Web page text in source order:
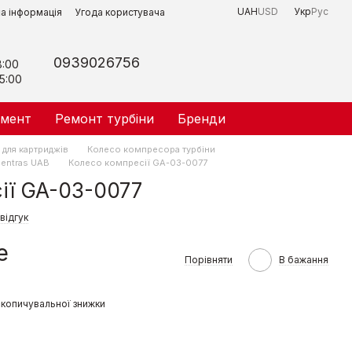
інформація Угода користувача UAHUSD УкрРус
0939026756
Ремонт турбіни Бренди
картриджів
Колесо компреcора турбіни
UAB
Колесо компресії GA-03-0077
GA-03-0077
Порівняти В бажання
знижки